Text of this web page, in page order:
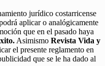
jurídico costarricense
aplicar o analógicamente
que en el pasado haya
Asimismo Revista Vida y
el presente reglamento en
que se le ha dado al